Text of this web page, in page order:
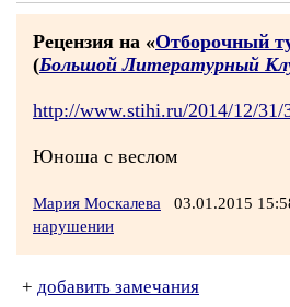
Рецензия на «Отборочный
(Большой Литературный
http://www.stihi.ru/2014/12/31/
Юноша с веслом
Мария Москалева 03.01.2015
нарушении
+ добавить замечания